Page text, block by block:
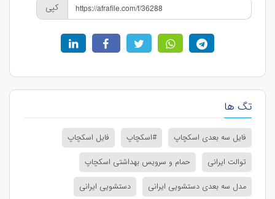
کپی
تگ ها
فایل سه بعدی اسکچاپ #اسکچاپ
فایل اسکچاپ
توالت ایرانی
حمام و سرویس بهداشتی اسکچاپ
مدل سه بعدی دستشویی ایرانی
دستشویی ایرانی